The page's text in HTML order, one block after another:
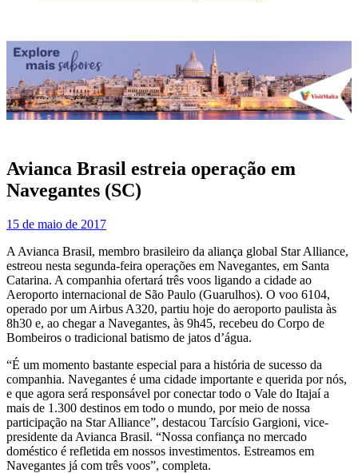
Avianca Brasil estreia operação em
Navegantes (SC)
15 de maio de 2017
A Avianca Brasil, membro brasileiro da aliança global Star Alliance,
estreou nesta segunda-feira operações em Navegantes, em Santa
Catarina. A companhia ofertará três voos ligando a cidade ao
Aeroporto internacional de São Paulo (Guarulhos). O voo 6104,
operado por um Airbus A320, partiu hoje do aeroporto paulista às
8h30 e, ao chegar a Navegantes, às 9h45, recebeu do Corpo de
Bombeiros o tradicional batismo de jatos d’água.
“É um momento bastante especial para a história de sucesso da
companhia. Navegantes é uma cidade importante e querida por nós,
e que agora será responsável por conectar todo o Vale do Itajaí a
mais de 1.300 destinos em todo o mundo, por meio de nossa
participação na Star Alliance”, destacou Tarcísio Gargioni, vice-
presidente da Avianca Brasil. “Nossa confiança no mercado
doméstico é refletida em nossos investimentos. Estreamos em
Navegantes já com três voos”, completa.